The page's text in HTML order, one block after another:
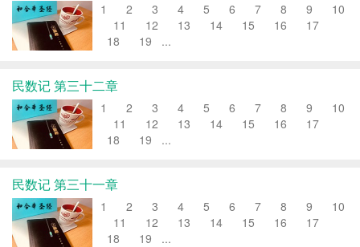
1 2 3 4 5 6 7 8 9 10
11 12 13 14 15 16 17
18 19 ...
民数记 第三十二章
1 2 3 4 5 6 7 8 9 10
11 12 13 14 15 16 17
18 19 ...
民数记 第三十一章
1 2 3 4 5 6 7 8 9 10
11 12 13 14 15 16 17
18 19 ...